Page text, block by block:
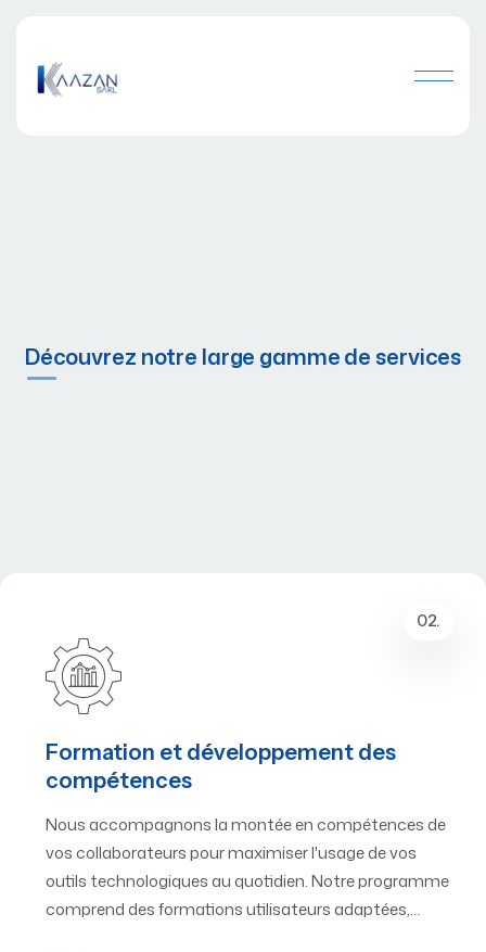
Découvrez notre large gamme de services
02.
Formation et développement des
compétences
Nous accompagnons la montée en compétences de
vos collaborateurs pour maximiser l'usage de vos
outils technologiques au quotidien. Notre programme
comprend des formations utilisateurs adaptées,…